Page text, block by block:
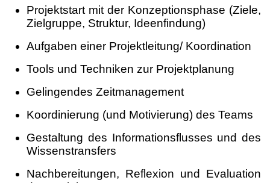
Projektstart mit der Konzeptionsphase (Ziele,
Zielgruppe, Struktur, Ideenfindung)
Aufgaben einer Projektleitung/ Koordination
Tools und Techniken zur Projektplanung
Gelingendes Zeitmanagement
Koordinierung (und Motivierung) des Teams
Gestaltung des Informationsflusses und des
Wissenstransfers
Nachbereitungen, Reflexion und Evaluation